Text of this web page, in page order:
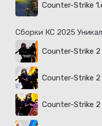
Counter-Strike
Сборки КС 2025
Counter-Strike
Counter-Strike
Counter-Strike